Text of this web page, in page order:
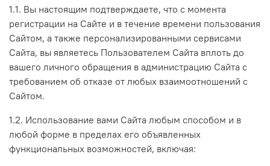
1.1. Вы настоящим подтверждаете, что с момента
регистрации на Сайте и в течение времени пользования
Сайтом, а также персонализированными сервисами
Сайта, вы являетесь Пользователем Сайта вплоть до
вашего личного обращения в администрацию Сайта с
требованием об отказе от любых взаимоотношений с
Сайтом.
1.2. Использование вами Сайта любым способом и в
любой форме в пределах его объявленных
функциональных возможностей, включая: